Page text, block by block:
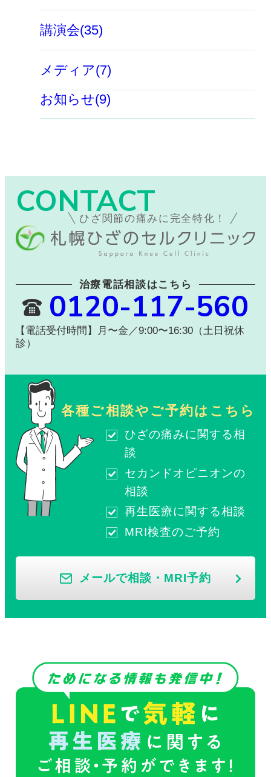
講演会(35)
メディア(7)
お知らせ(9)
CONTACT
ひざ関節の痛みに完全特化！
治療電話相談はこちら
0120-117-560
【電話受付時間】月〜金／9:00〜16:30（土日祝休
診）
各種ご相談やご予約はこちら
ひざの痛みに関する相
談
セカンドオピニオンの
相談
再生医療に関する相談
MRI検査のご予約
メールで相談・MRI予約